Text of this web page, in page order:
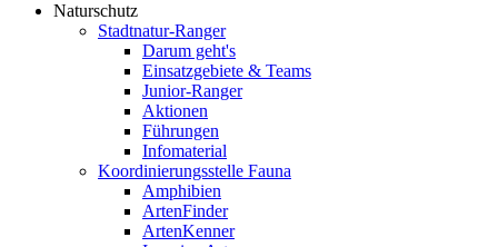
Naturschutz
Stadtnatur-Ranger
Darum geht's
Einsatzgebiete & Teams
Junior-Ranger
Aktionen
Führungen
Infomaterial
Koordinierungsstelle Fauna
Amphibien
ArtenFinder
ArtenKenner